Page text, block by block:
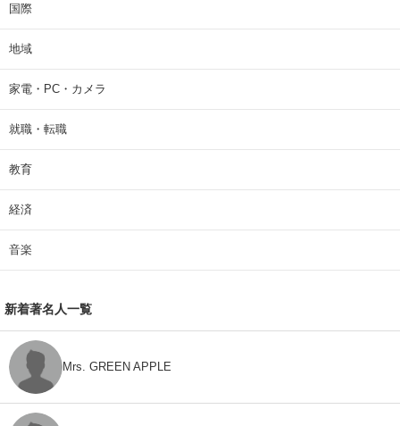
国際
地域
家電・PC・カメラ
就職・転職
教育
経済
音楽
新着著名人一覧
Mrs. GREEN APPLE